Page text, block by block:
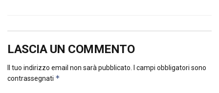
LASCIA UN COMMENTO
Il tuo indirizzo email non sarà pubblicato.
I campi obbligatori sono
contrassegnati *